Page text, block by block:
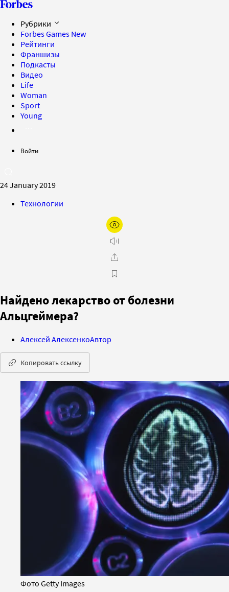
Рубрики
Forbes Games New
Рейтинги
Франшизы
Подкасты
Видео
Life
Woman
Sport
Young
Войти
24 January 2019
Технологии
Найдено лекарство от болезни
Альцгеймера?
Алексей АлексенкоАвтор
Копировать ссылку
Фото Getty Images